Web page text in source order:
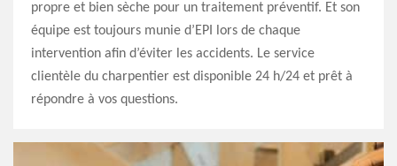
propre et bien sèche pour un traitement préventif. Et son
équipe est toujours munie d’EPI lors de chaque
intervention afin d’éviter les accidents. Le service
clientèle du charpentier est disponible 24 h/24 et prêt à
répondre à vos questions.